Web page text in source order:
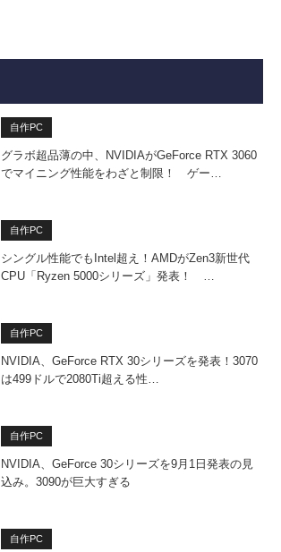
自作PC
グラボ超品薄の中、NVIDIAがGeForce RTX 3060
でマイニング性能をわざと制限！ ゲー…
自作PC
シングル性能でもIntel超え！AMDがZen3新世代
CPU「Ryzen 5000シリーズ」発表！ …
自作PC
NVIDIA、GeForce RTX 30シリーズを発表！3070
は499ドルで2080Ti超える性…
自作PC
NVIDIA、GeForce 30シリーズを9月1日発表の見
込み。3090が巨大すぎる
自作PC